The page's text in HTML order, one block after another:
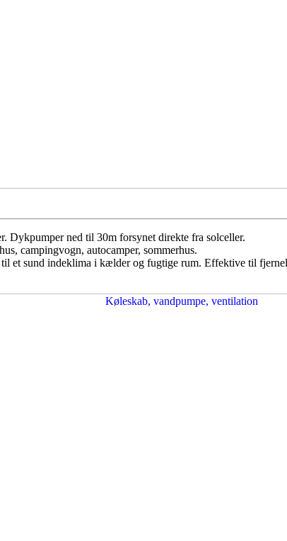
Dykpumper ned til 30m forsynet direkte fra solceller.
campingvogn, autocamper, sommerhus.
et sund indeklima i kælder og fugtige rum. Effektive til